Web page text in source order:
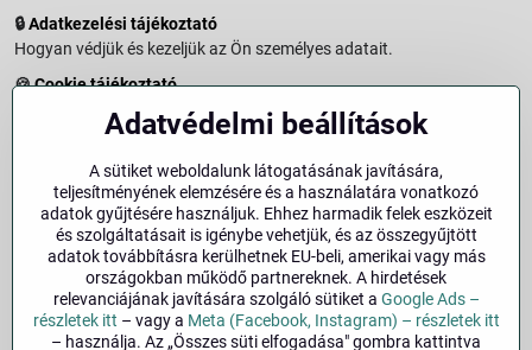
🔒Adatkezelési tájékoztató
Hogyan védjük és kezeljük az Ön személyes adatait.
🍪Cookie tájékoztató
A weboldalon használt sütikről és adatkezelésről.
Vásárlástól való elállás menete és feltételei.
Elállás a szerződéstől
Impresszum
Üzemeltetői adatok és jogi tudnivalók.
🔐Biztonság
Adatvédelmi beállítások
A sütiket weboldalunk látogatásának javítására,
teljesítményének elemzésére és a használatára vonatkozó
adatok gyűjtésére használjuk. Ehhez harmadik felek eszközeit
és szolgáltatásait is igénybe vehetjük, és az összegyűjtött
adatok továbbításra kerülhetnek EU-beli, amerikai vagy más
országokban működő partnereknek. A hirdetések
relevanciájának javítására szolgáló sütiket a Google Ads –
részletek itt – vagy a Meta (Facebook, Instagram) – részletek itt
– használja. Az „Összes süti elfogadása" gombra kattintva